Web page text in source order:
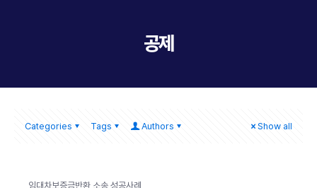
공제
Categories Tags Authors Show all
임대차보증금반환 소송 성공사례